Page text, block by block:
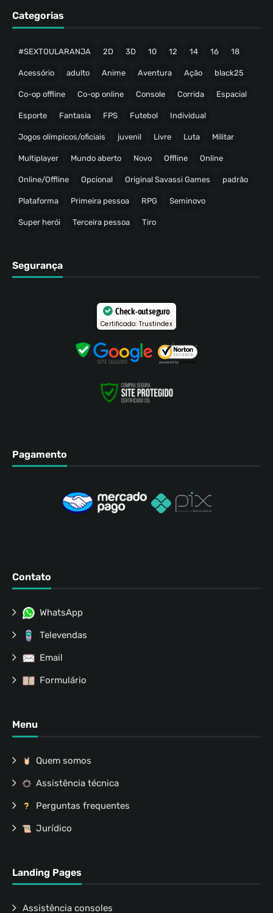
Categorias
#SEXTOULARANJA 2D 3D 10 12 14 16 18
Acessório adulto Anime Aventura Ação black25
Co-op offline Co-op online Console Corrida Espacial
Esporte Fantasia FPS Futebol Individual
Jogos olímpicos/oficiais juvenil Livre Luta Militar
Multiplayer Mundo aberto Novo Offline Online
Online/Offline Opcional Original Savassi Games padrão
Plataforma Primeira pessoa RPG Seminovo
Super herói Terceira pessoa Tiro
Segurança
Check-out seguro
Certificado: Trustindex
Pagamento
Contato
WhatsApp
Televendas
Email
Formulário
Menu
Quem somos
Assistência técnica
Perguntas frequentes
Jurídico
Landing Pages
Assistência consoles